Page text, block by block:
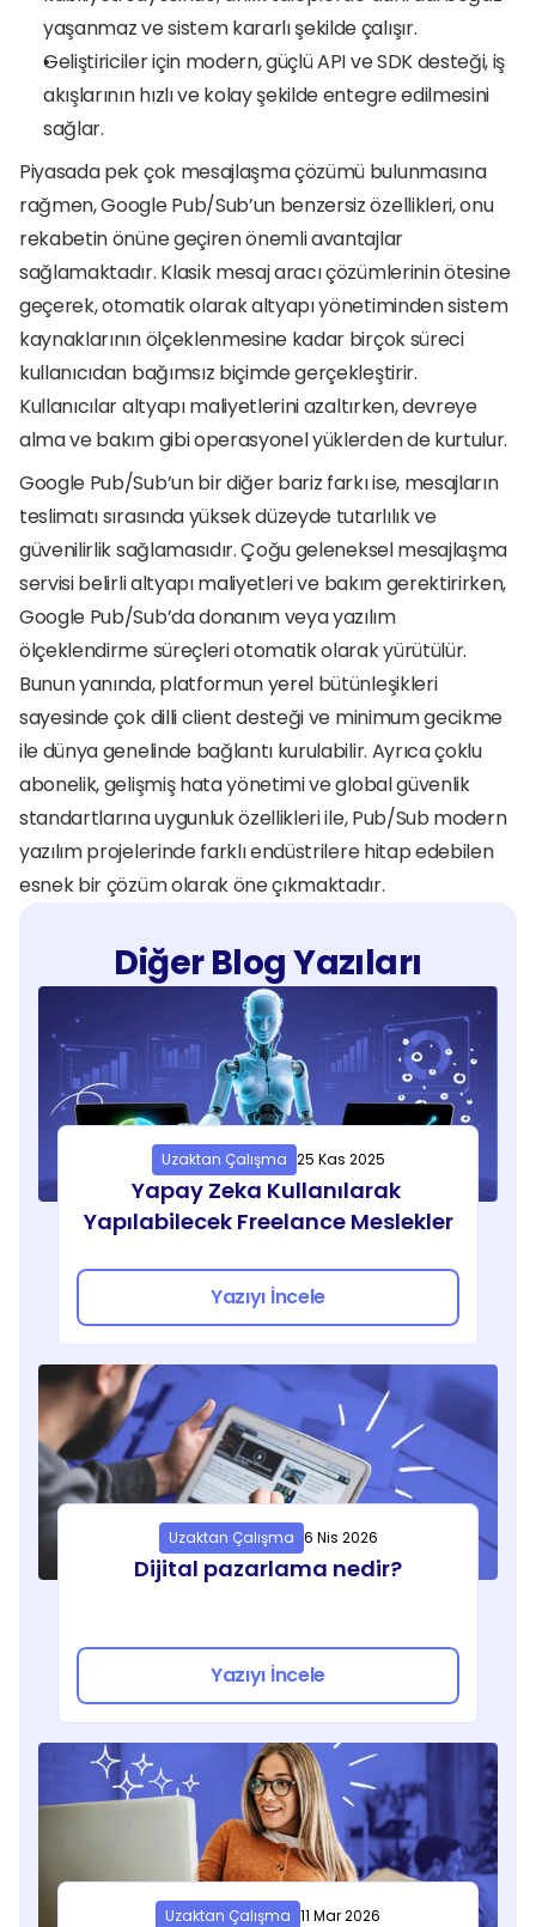
yaşanmaz ve sistem kararlı şekilde çalışır.
Geliştiriciler için modern, güçlü API ve SDK desteği, iş
akışlarının hızlı ve kolay şekilde entegre edilmesini
sağlar.
Piyasada pek çok mesajlaşma çözümü bulunmasına
rağmen, Google Pub/Sub’un benzersiz özellikleri, onu
rekabetin önüne geçiren önemli avantajlar
sağlamaktadır. Klasik mesaj aracı çözümlerinin ötesine
geçerek, otomatik olarak altyapı yönetiminden sistem
kaynaklarının ölçeklenmesine kadar birçok süreci
kullanıcıdan bağımsız biçimde gerçekleştirir.
Kullanıcılar altyapı maliyetlerini azaltırken, devreye
alma ve bakım gibi operasyonel yüklerden de kurtulur.
Google Pub/Sub’un bir diğer bariz farkı ise, mesajların
teslimatı sırasında yüksek düzeyde tutarlılık ve
güvenilirlik sağlamasıdır. Çoğu geleneksel mesajlaşma
servisi belirli altyapı maliyetleri ve bakım gerektirirken,
Google Pub/Sub’da donanım veya yazılım
ölçeklendirme süreçleri otomatik olarak yürütülür.
Bunun yanında, platformun yerel bütünleşikleri
sayesinde çok dilli client desteği ve minimum gecikme
ile dünya genelinde bağlantı kurulabilir. Ayrıca çoklu
abonelik, gelişmiş hata yönetimi ve global güvenlik
standartlarına uygunluk özellikleri ile, Pub/Sub modern
yazılım projelerinde farklı endüstrilere hitap edebilen
esnek bir çözüm olarak öne çıkmaktadır.
Diğer Blog Yazıları
Uzaktan Çalışma 25 Kas 2025
Yapay Zeka Kullanılarak
Yapılabilecek Freelance Meslekler
Yazıyı İncele
Uzaktan Çalışma 6 Nis 2026
Dijital pazarlama nedir?
Yazıyı İncele
Uzaktan Çalışma 11 Mar 2026